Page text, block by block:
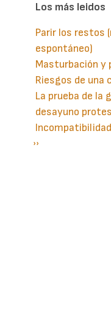
Los más leidos
Parir los restos
espontáneo)
Masturbación y
Riesgos de una
La prueba de la
desayuno
Paginación
Siguiente
››